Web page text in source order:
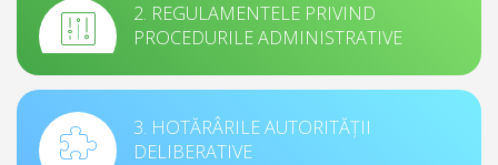
2. REGULAMENTELE PRIVIND
PROCEDURILE ADMINISTRATIVE
3. HOTĂRÂRILE AUTORITĂȚII
DELIBERATIVE